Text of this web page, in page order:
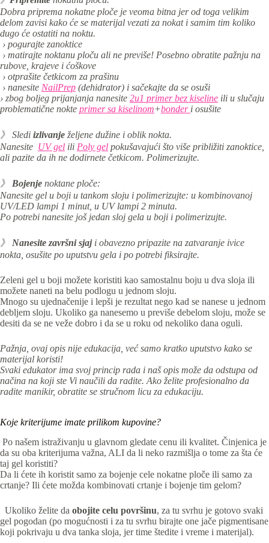
Dobra priprema nokatne ploče je veoma bitna jer od toga velikim
delom zavisi kako će se materijal vezati za nokat i samim tim koliko
dugo će ostatiti na noktu.
› pogurajte zanoktice
› matirajte noktanu ploču ali ne previše! Posebno obratite pažnju na
rubove, krajeve i ćoškove
› otprašite četkicom za prašinu
› nanesite NailPrep (dehidrator) i sačekajte da se osuši
› zbog boljeg prijanjanja nanesite 2u1 primer bez kiseline ili u slučaju
problematične nokte primer sa kiselinom+bonder i osušite
》 Sledi izlivanje željene dužine i oblik nokta.
Nanesite UV gel ili Poly gel pokušavajući što više približiti zanoktice,
ali pazite da ih ne dodirnete četkicom. Polimerizujte.
》 Bojenje noktane ploče:
Nanesite gel u boji u tankom sloju i polimerizujte: u kombinovanoj
UV/LED lampi 1 minut, u UV lampi 2 minuta.
Po potrebi nanesite još jedan sloj gela u boji i polimerizujte.
》 Nanesite završni sjaj i obavezno pripazite na zatvaranje ivice
nokta, osušite po uputstvu gela i po potrebi fiksirajte.
Zeleni gel u boji možete koristiti kao samostalnu boju u dva sloja ili
možete naneti na belu podlogu u jednom sloju.
Mnogo su ujednačenije i lepši je rezultat nego kad se nanese u jednom
debljem sloju. Ukoliko ga nanesemo u previše debelom sloju, može se
desiti da se ne veže dobro i da se u roku od nekoliko dana oguli.
Pažnja, ovaj opis nije edukacija, već samo kratko uputstvo kako se
materijal koristi!
Svaki edukator ima svoj princip rada i naš opis može da odstupa od
načina na koji ste Vi naučili da radite. Ako želite profesionalno da
radite manikir, obratite se stručnom licu za edukaciju.
Koje kriterijume imate prilikom kupovine?
Po našem istraživanju u glavnom gledate cenu ili kvalitet. Činjenica je
da su oba kriterijuma važna, ALI da li neko razmišlja o tome za šta će
taj gel koristiti?
Da li ćete ih koristit samo za bojenje cele nokatne ploče ili samo za
crtanje? Ili ćete možda kombinovati crtanje i bojenje tim gelom?
Ukoliko želite da obojite celu površinu, za tu svrhu je gotovo svaki
gel pogodan (po mogućnosti i za tu svrhu birajte one jače pigmentisane
koji pokrivaju u dva tanka sloja, jer time štedite i vreme i materijal).